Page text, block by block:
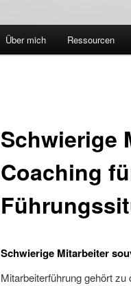
Über mich Ressourcen
Schwierige
Coaching
Schwierige Mitarbeiter
Mitarbeiterführung gehört